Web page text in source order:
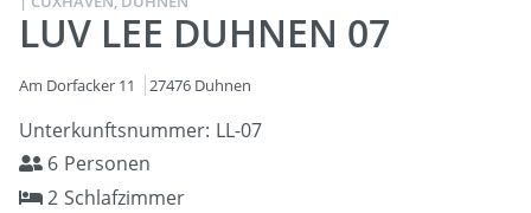
LUV LEE DUHNEN 07
Am Dorfacker 11 27476 Duhnen
Unterkunftsnummer LL-07
Personen
6
Schlafzimmer
2